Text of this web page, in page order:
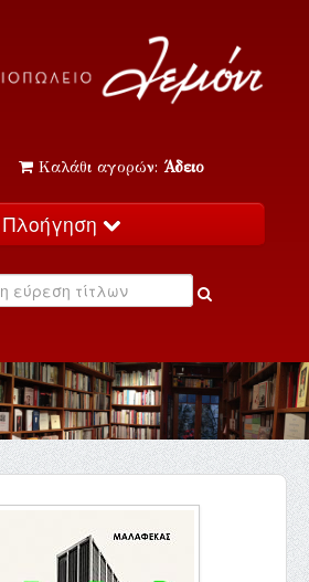
Καλάθι αγορών: Άδειο
Πλοήγηση